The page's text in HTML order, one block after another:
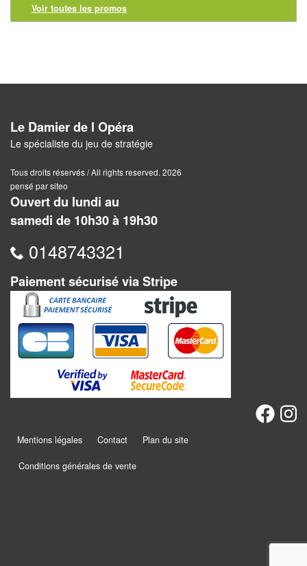
Accessoires
Jeux
Dominos
Jeu
de
Dames
Coffrets
jeux
–
multijeux
Cartes
traditionnelles
de
Dés
Voir toutes les promos
Le Damier de l Opéra
Le spécialiste du jeu de stratégie
Tous droits réservés / All rights reserved. 2026
pensé par siteo
Ouvert du lundi au
samedi de 10h30 à 19h30
0148743321
Paiement sécurisé via Stripe
Mentions légales Contact Plan du site
Conditions générales de vente